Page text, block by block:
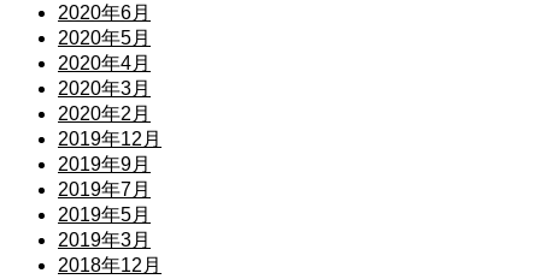
2020年6月
2020年5月
2020年4月
2020年3月
2020年2月
2019年12月
2019年9月
2019年7月
2019年5月
2019年3月
2018年12月